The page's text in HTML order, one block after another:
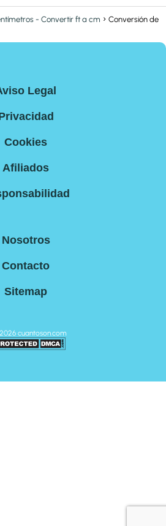
- Convertir ft a cm
Conversión de
Legal
Cookies
Afiliados
Nosotros
Contacto
Sitemap
2026 cuantoson.com